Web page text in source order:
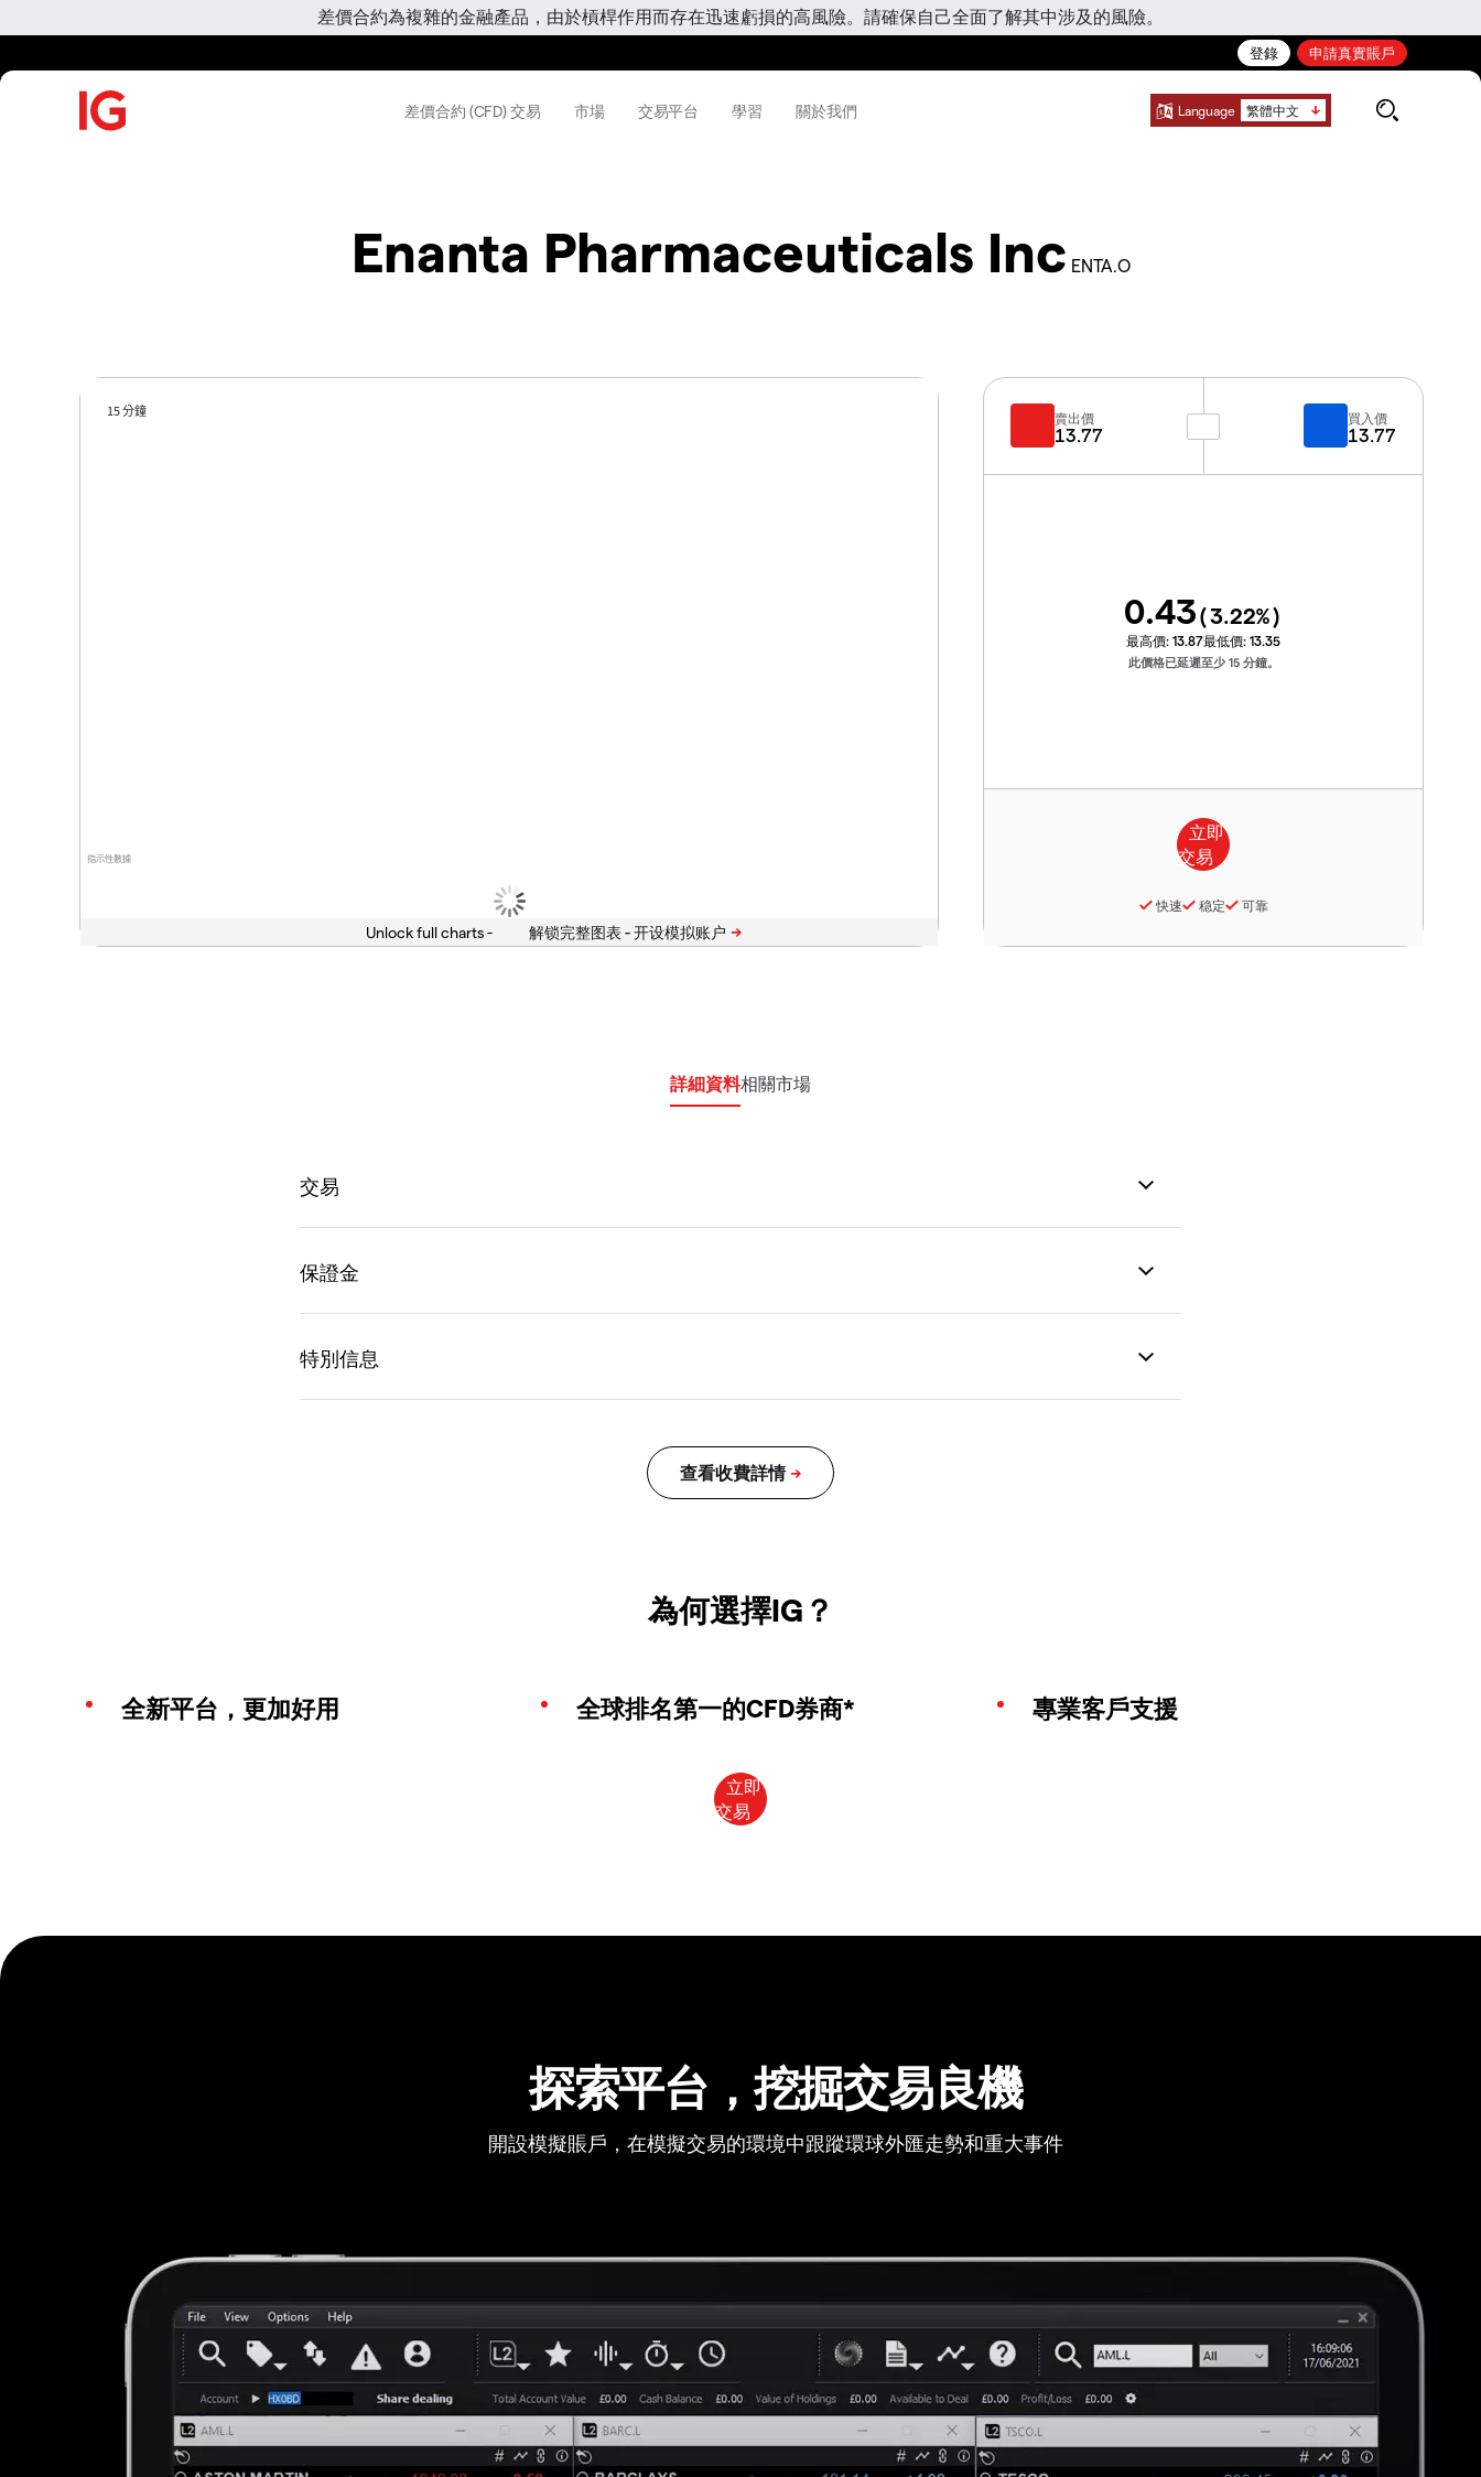
差價合約為複雜的金融產品，由於槓桿作用而存在迅速虧損的高風險。請確保自己全面了解其中涉及的風險。
登錄 申請真實賬戶
差價合約 (CFD) 交易 市場 交易平台 學習 關於我們 Language 繁體中文
Enanta Pharmaceuticals Inc ENTA.O
指示性數據
15 分鐘
Unlock full charts -
賣出價
13.77
買入價
13.77
0.43(3.22%)
最高價: 13.87最低價: 13.35
此價格已延遲至少 15 分鐘。
快速 稳定 可靠
詳細資料相關市場
為何選擇IG？
全新平台，更加好用 全球排名第一的CFD券商* 專業客戶支援
探索平台，挖掘交易良機
開設模擬賬戶，在模擬交易的環境中跟蹤環球外匯走勢和重大事件